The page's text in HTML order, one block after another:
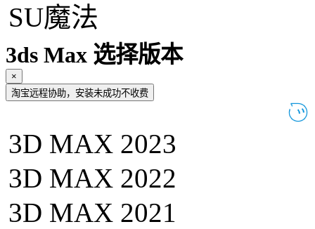
SU魔法
3ds Max 选择版本
×
淘宝远程协助，安装未成功不收费
3D MAX 2023
3D MAX 2022
3D MAX 2021